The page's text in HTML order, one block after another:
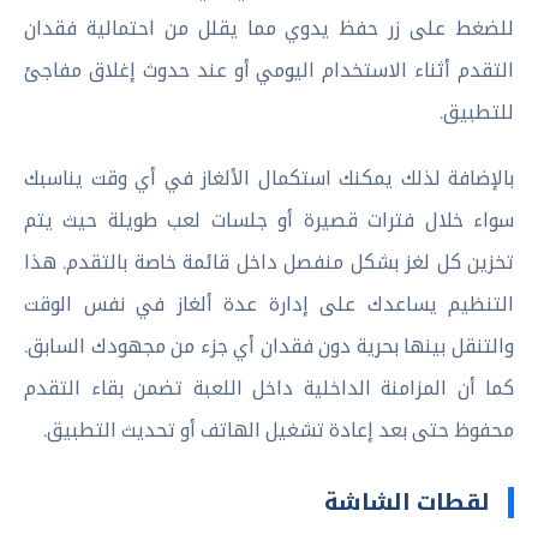
للضغط على زر حفظ يدوي مما يقلل من احتمالية فقدان
التقدم أثناء الاستخدام اليومي أو عند حدوث إغلاق مفاجئ
للتطبيق.
بالإضافة لذلك يمكنك استكمال الألغاز في أي وقت يناسبك
سواء خلال فترات قصيرة أو جلسات لعب طويلة حيث يتم
تخزين كل لغز بشكل منفصل داخل قائمة خاصة بالتقدم. هذا
التنظيم يساعدك على إدارة عدة ألغاز في نفس الوقت
والتنقل بينها بحرية دون فقدان أي جزء من مجهودك السابق.
كما أن المزامنة الداخلية داخل اللعبة تضمن بقاء التقدم
محفوظ حتى بعد إعادة تشغيل الهاتف أو تحديث التطبيق.
لقطات الشاشة